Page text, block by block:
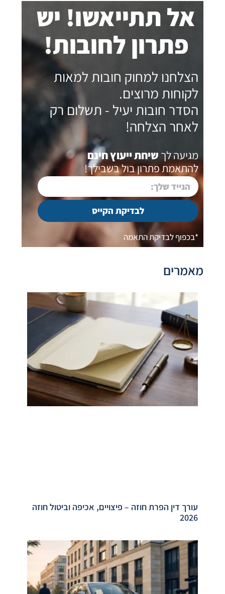
אל תתייאשו! יש
פתרון לחובות!
הצלחנו למחוק חובות למאות
לקוחות מרוצים.
הסדר חובות יעיל - תשלום רק
לאחר הצלחה!
מגיעה לך שיחת ייעוץ חינם
להתאמת פתרון בול בשבילך!
לבדיקת הקייס
*בכפוף לבדיקת התאמה
מאמרים
עורך דין הפרת חוזה – פיצויים, אכיפה וביטול חוזה
2026